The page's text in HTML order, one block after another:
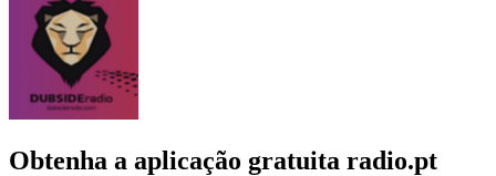
Obtenha a aplicação gratuita radio.pt